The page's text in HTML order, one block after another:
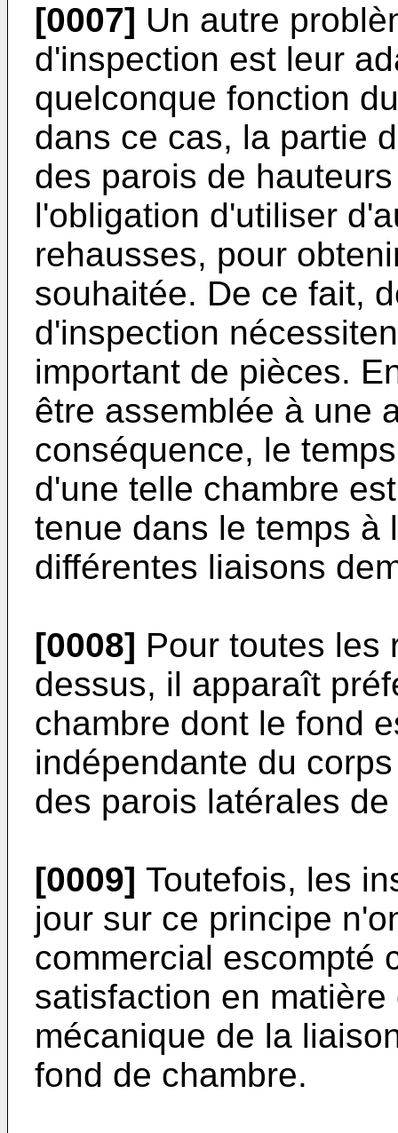
[0007] Un autre
d'inspection est leur
quelconque fonction
dans ce cas, la partie
des parois de
l'obligation d'utiliser
rehausses, pour
souhaitée. De ce fait,
d'inspection
important de pièces.
être assemblée à une
conséquence, le
d'une telle chambre
tenue dans le temps à
différentes liaisons
[0008] Pour toutes les
dessus, il apparaît
chambre dont le fond
indépendante du
des parois latérales
[0009] Toutefois, les
jour sur ce principe
commercial escompté
satisfaction en
mécanique de la
fond de chambre.